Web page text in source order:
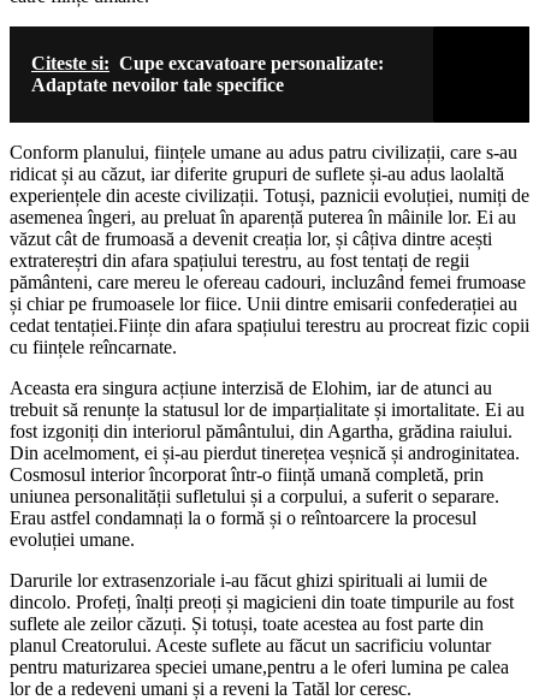
Citeste si: Cupe excavatoare personalizate:
Adaptate nevoilor tale specifice
Conform planului, ființele umane au adus patru civilizații, care s-au
ridicat și au căzut, iar diferite grupuri de suflete și-au adus laolaltă
experiențele din aceste civilizații. Totuși, paznicii evoluției, numiți de
asemenea îngeri, au preluat în aparență puterea în mâinile lor. Ei au
văzut cât de frumoasă a devenit creația lor, și câțiva dintre acești
extratereștri din afara spațiului terestru, au fost tentați de regii
pământeni, care mereu le ofereau cadouri, incluzând femei frumoase
și chiar pe frumoasele lor fiice. Unii dintre emisarii confederației au
cedat tentației.Ființe din afara spațiului terestru au procreat fizic copii
cu ființele reîncarnate.
Aceasta era singura acțiune interzisă de Elohim, iar de atunci au
trebuit să renunțe la statusul lor de imparțialitate și imortalitate. Ei au
fost izgoniți din interiorul pământului, din Agartha, grădina raiului.
Din acelmoment, ei și-au pierdut tinerețea veșnică și androginitatea.
Cosmosul interior încorporat într-o ființă umană completă, prin
uniunea personalității sufletului și a corpului, a suferit o separare.
Erau astfel condamnați la o formă și o reîntoarcere la procesul
evoluției umane.
Darurile lor extrasenzoriale i-au făcut ghizi spirituali ai lumii de
dincolo. Profeți, înalți preoți și magicieni din toate timpurile au fost
suflete ale zeilor căzuți. Și totuși, toate acestea au fost parte din
planul Creatorului. Aceste suflete au făcut un sacrificiu voluntar
pentru maturizarea speciei umane,pentru a le oferi lumina pe calea
lor de a redeveni umani și a reveni la Tatăl lor ceresc.